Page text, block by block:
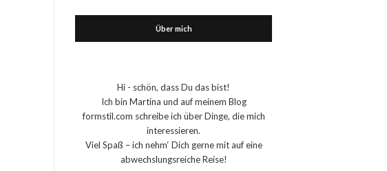
Über mich
Hi - schön, dass Du das bist!
Ich bin Martina und auf meinem Blog
formstil.com schreibe ich über Dinge, die mich
interessieren.
Viel Spaß – ich nehm‘ Dich gerne mit auf eine
abwechslungsreiche Reise!